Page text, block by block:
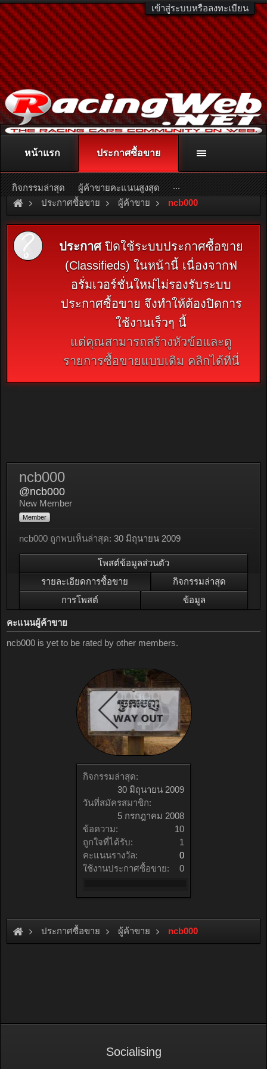
เข้าสู่ระบบหรือลงทะเบียน
ติดต่อลงโฆษณา racingweb@gmail.com
หรือโทร. 081-811-1138
หรืออ่านรายละเอียดเพิ่มเติม คลิกที่นี่
ประกาศซื้อขาย ผู้ค้าขาย ncb000
ประกาศปิดใช้ระบบประกาศซื้อขาย
(Classifieds) ในหน้านี้ เนื่องจากฟ
อรั่มเวอร์ชั่นใหม่ไม่รองรับระบบ
ประกาศซื้อขาย จึงทำให้ต้องปิดการ
ใช้งานเร็วๆ นี้
แต่คุณสามารถสร้างหัวข้อและดู
รายการซื้อขายแบบเดิม คลิกได้ที่นี่
กิจกรรมล่าสุด:
30 มิถุนายน 2009
วันที่สมัครสมาชิก:
5 กรกฎาคม 2008
ข้อความ:
10
ถูกใจที่ได้รับ:
1
คะแนนรางวัล:
0
ใช้งานประกาศซื้อขาย:
0
ncb000
@ncb000
New Member
Member
ncb000 ถูกพบเห็นล่าสุด: 30 มิถุนายน 2009
โพสต์ข้อมูลส่วนตัว
รายละเอียดการซื้อขาย
กิจกรรมล่าสุด
การโพสต์
ข้อมูล
คะแนนผู้ค้าขาย
ncb000 is yet to be rated by other members.
ประกาศซื้อขาย ผู้ค้าขาย ncb000
หน้าแรก ประกาศซื้อขาย
กิจกรรมล่าสุด ผู้ค้าขายคะแนนสูงสุด ...
Socialising